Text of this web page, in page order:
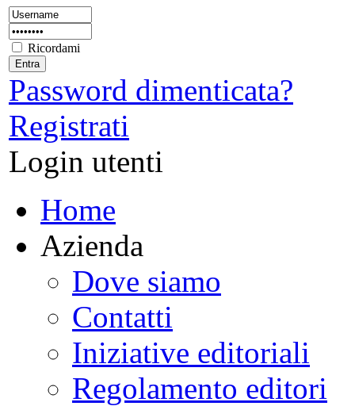
Ricordami
Password dimenticata?
Registrati
Login utenti
Home
Azienda
Dove siamo
Contatti
Iniziative editoriali
Regolamento editori